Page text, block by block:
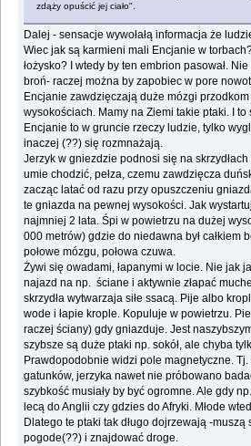
zdąży opuścić jej ciało".
Dalej - sensacje wywołałą informacja że
Wiec jak są karmieni mali Encjanie w
łożysko? I wtedy by ten embrion pasował.
broń- raczej można by zapobiec w pore
Encjanie zawdzięczają duże mózgi
wysokościach. Mamy na Ziemi takie ptaki. I
Encjanie to w gruncie rzeczy ludzie, tylko
inaczej (??) się rozmnażają.
Jerzyk w gniezdzie podnosi się na
umie chodzić, pełza, czemu zawdzięcza
zacząc latać od razu przy opuszczeniu
te gniazda na pewnej wysokości. Jak
najmniej 2 lata. Śpi w powietrzu na dużej
000 metrów) gdzie do niedawna był całkiem
połowe mózgu, połowa czuwa.
Żywi się owadami, łapanymi w locie. Nie jak
najazd na np. ściane i aktywnie złapać
skrzydła wytwarzaja siłe ssacą. Pije albo
wode i łapie krople. Kopuluje w powietrzu.
raczej ściany) gdy gniazduje. Jest
szybsze są duże ptaki np. sokół, ale chyba
Prawdopodobnie widzi pole magnetyczne.
gatunków, jerzyka nawet nie próbowano
szybkość musiały by być ogromne. Ale gdy
lecą do Anglii czy gdzies do Afryki. Młode
Dlatego te ptaki tak długo dojrzewają -
pogode(??) i znajdować droge.